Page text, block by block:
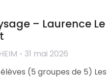
– Laurence Le
31 mai 2026
(5 groupes de 5) Les